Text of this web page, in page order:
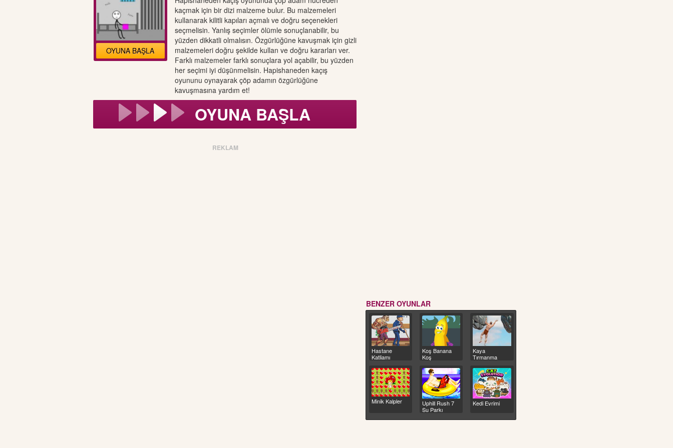
OYUNA BAŞLA
kaçmak için bir dizi malzeme bulur. Bu malzemeleri
kullanarak kilitli kapıları açmalı ve doğru seçenekleri
seçmelisin. Yanlış seçimler ölümle sonuçlanabilir, bu
yüzden dikkatli olmalısın. Özgürlüğüne kavuşmak için gizli
malzemeleri doğru şekilde kullan ve doğru kararları ver.
Farklı malzemeler farklı sonuçlara yol açabilir, bu yüzden
her seçimi iyi düşünmelisin. Hapishaneden kaçış
oyununu oynayarak çöp adamın özgürlüğüne
kavuşmasına yardım et!
OYUNA BAŞLA
REKLAM
BENZER OYUNLAR
Hastane
Katliamı
Koş Banana
Koş
Kaya
Tırmanma
Minik Kalpler
Uphill Rush 7
Su Parkı
Kedi Evrimi